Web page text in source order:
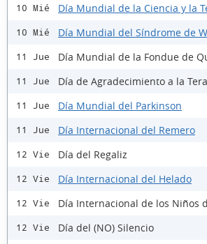
10 Mié Día Mundial de la Ciencia y la
10 Mié Día Mundial del Síndrome de
11 Jue Día Mundial de la Fondue de
11 Jue Día de Agradecimiento a la
11 Jue Día Mundial del Parkinson
11 Jue Día Internacional del Remero
12 Vie Día del Regaliz
12 Vie Día Internacional del Helado
12 Vie Día Internacional de los Niños
12 Vie Día del (NO) Silencio